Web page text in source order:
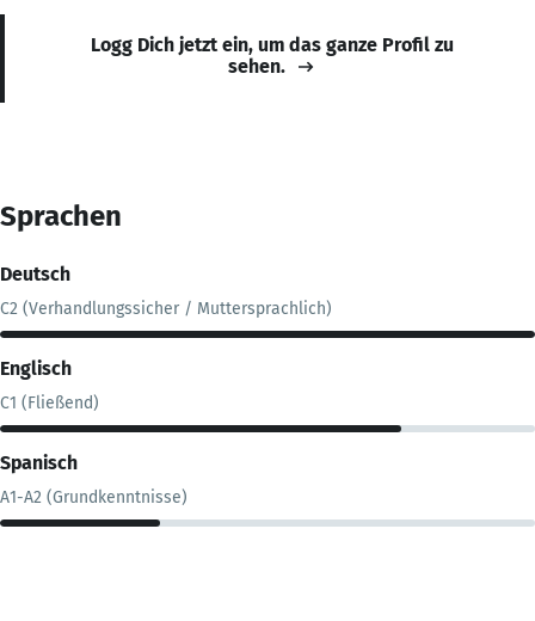
Logg Dich jetzt ein, um das ganze Profil zu
sehen.
Sprachen
Deutsch
C2 (Verhandlungssicher / Muttersprachlich)
Englisch
C1 (Fließend)
Spanisch
A1-A2 (Grundkenntnisse)